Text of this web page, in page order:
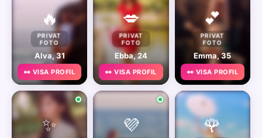
🔥
PRIVAT
FOTO
Alva, 31
👀 VISA PROFIL
💋
PRIVAT
FOTO
Ebba, 24
👀 VISA PROFIL
💕
PRIVAT
FOTO
Emma, 35
👀 VISA PROFIL
✨ 💜 🌹